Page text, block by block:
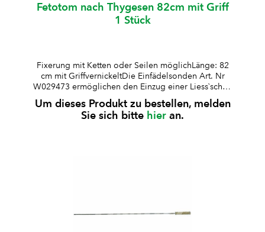
Fetotom nach Thygesen 82cm mit Griff
1 Stück
Fixerung mit Ketten oder Seilen möglichLänge: 82
cm mit GriffvernickeltDie Einfädelsonden Art. Nr
W029473 ermöglichen den Einzug einer Liess`schen
Drahtsäge und sind nicht im Lieferumfang von
W029450 enthalten. Bei Bedarf bitte extra bestellen:
W029473 und W008165 Tasche zu Fetotom: Tasche
Um dieses Produkt zu bestellen, melden
Sie sich bitte hier an.